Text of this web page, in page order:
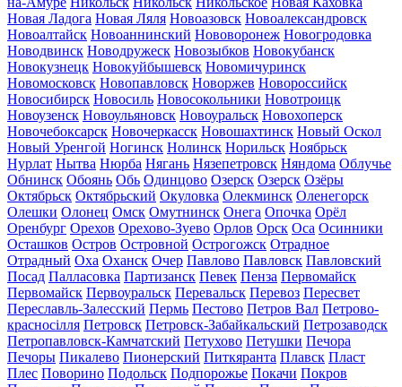
Новая Ладога Новая Ляля Новоазовск Новоалександровск
Новоалтайск Новоаннинский Нововоронеж Новогродовка
Новодвинск Новодружеск Новозыбков Новокубанск
Новокузнецк Новокуйбышевск Новомичуринск
Новомосковск Новопавловск Новоржев Новороссийск
Новосибирск Новосиль Новосокольники Новотроицк
Новоузенск Новоульяновск Новоуральск Новохоперск
Новочебоксарск Новочеркасск Новошахтинск Новый Оскол
Новый Уренгой Ногинск Нолинск Норильск Ноябрьск
Нурлат Нытва Нюрба Нягань Нязепетровск Няндома Облучье
Обнинск Обоянь Обь Одинцово Озерск Озерск Озёры
Октябрьск Октябрьский Окуловка Олекминск Оленегорск
Олешки Олонец Омск Омутнинск Онега Опочка Орёл
Оренбург Орехов Орехово-Зуево Орлов Орск Оса Осинники
Осташков Остров Островной Острогожск Отрадное
Отрадный Оха Оханск Очер Павлово Павловск Павловский
Посад Палласовка Партизанск Певек Пенза Первомайск
Первомайск Первоуральск Перевальск Перевоз Пересвет
Переславль-Залесский Пермь Пестово Петров Вал Петрово-
красносілля Петровск Петровск-Забайкальский Петрозаводск
Петропавловск-Камчатский Петухово Петушки Печора
Печоры Пикалево Пионерский Питкяранта Плавск Пласт
Плес Поворино Подольск Подпорожье Покачи Покров